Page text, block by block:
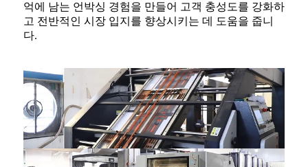
억에 남는 언박싱 경험을 만들어 고객 충성도를 강화하
고 전반적인 시장 입지를 향상시키는 데 도움을 줍니
다.